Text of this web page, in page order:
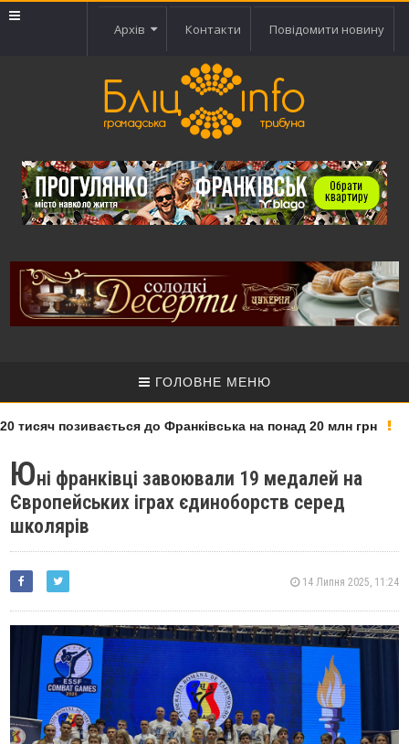
Архів Контакти Повідомити новину
ГОЛОВНЕ МЕНЮ
позивається до Франківська на понад 20 млн грн
Юні франківці завоювали 19 медалей на
Європейських іграх єдиноборств серед
школярів
14 Липня 2025, 11:24